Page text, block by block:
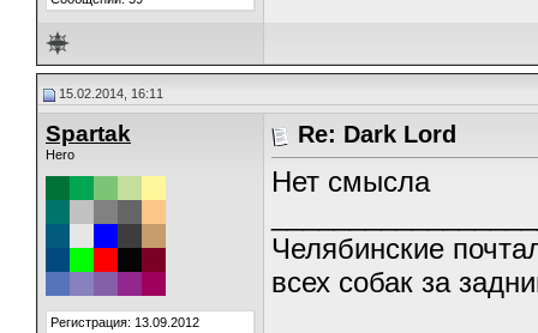
15.02.2014, 16:11
Spartak
Hero
Регистрация: 13.09.2012
Re: Dark Lord
Нет смысла
Челябинские
всех собак за